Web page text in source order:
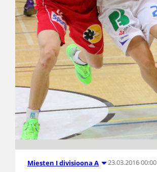
Miesten I divisioona A 23.03.2016 00:00